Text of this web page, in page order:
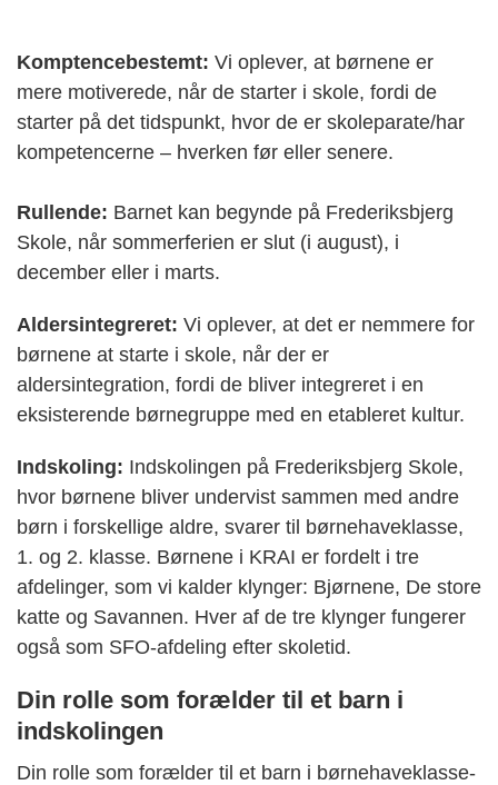
Komptencebestemt: Vi oplever, at børnene er
mere motiverede, når de starter i skole, fordi de
starter på det tidspunkt, hvor de er skoleparate/har
kompetencerne – hverken før eller senere.
Rullende: Barnet kan begynde på Frederiksbjerg
Skole, når sommerferien er slut (i august), i
december eller i marts.
Aldersintegreret: Vi oplever, at det er nemmere for
børnene at starte i skole, når der er
aldersintegration, fordi de bliver integreret i en
eksisterende børnegruppe med en etableret kultur.
Indskoling: Indskolingen på Frederiksbjerg Skole,
hvor børnene bliver undervist sammen med andre
børn i forskellige aldre, svarer til børnehaveklasse,
1. og 2. klasse. Børnene i KRAI er fordelt i tre
afdelinger, som vi kalder klynger: Bjørnene, De store
katte og Savannen. Hver af de tre klynger fungerer
også som SFO-afdeling efter skoletid.
Din rolle som forælder til et barn i
indskolingen
Din rolle som forælder til et barn i børnehaveklasse-